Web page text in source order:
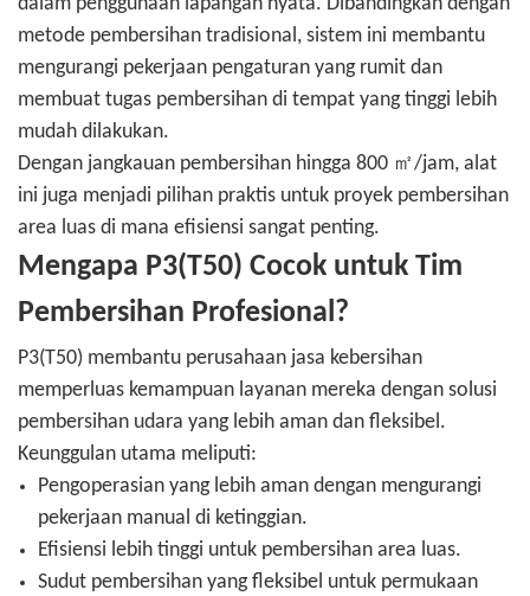
dalam penggunaan lapangan nyata. Dibandingkan dengan
metode pembersihan tradisional, sistem ini membantu
mengurangi pekerjaan pengaturan yang rumit dan
membuat tugas pembersihan di tempat yang tinggi lebih
mudah dilakukan.
Dengan jangkauan pembersihan hingga 800 ㎡/jam, alat
ini juga menjadi pilihan praktis untuk proyek pembersihan
area luas di mana efisiensi sangat penting.
Mengapa P3(T50) Cocok untuk Tim
Pembersihan Profesional?
P3(T50) membantu perusahaan jasa kebersihan
memperluas kemampuan layanan mereka dengan solusi
pembersihan udara yang lebih aman dan fleksibel.
Keunggulan utama meliputi:
Pengoperasian yang lebih aman dengan mengurangi
pekerjaan manual di ketinggian.
Efisiensi lebih tinggi untuk pembersihan area luas.
Sudut pembersihan yang fleksibel untuk permukaan